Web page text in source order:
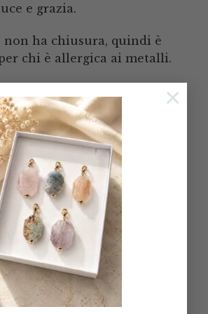
×
e grazia.
non ha chiusura, quindi è
chi è allergica ai metalli.
in Italia sopra i 140€
3 giorni lavorativi